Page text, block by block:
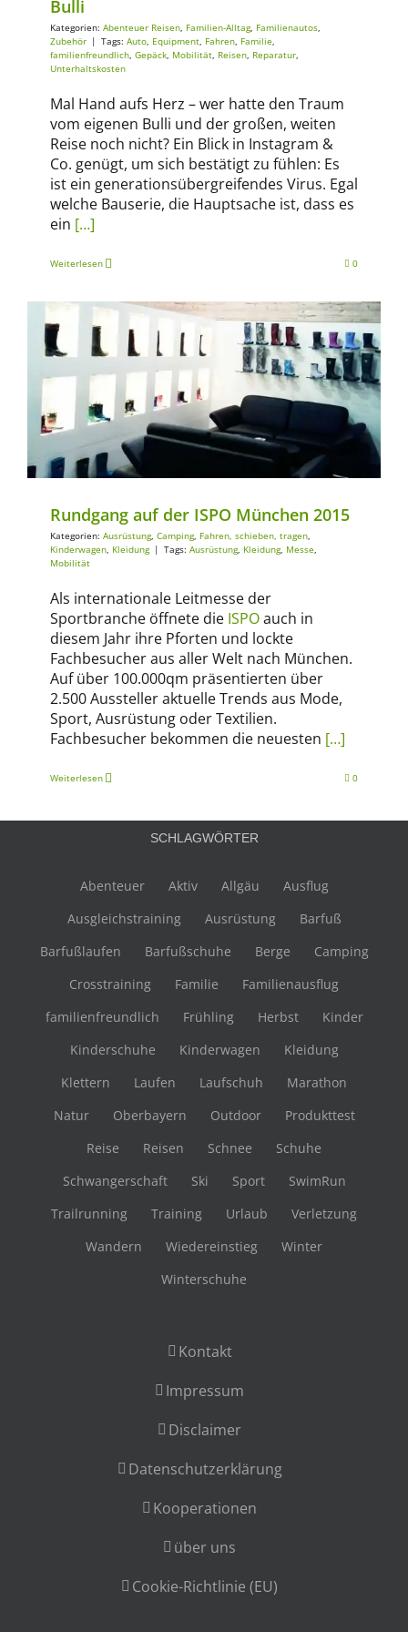
Bulli
Kategorien: Abenteuer Reisen, Familien-Alltag, Familienautos,
Zubehör | Tags: Auto, Equipment, Fahren, Familie,
familienfreundlich, Gepäck, Mobilität, Reisen, Reparatur,
Unterhaltskosten
Mal Hand aufs Herz – wer hatte den Traum
vom eigenen Bulli und der großen, weiten
Reise noch nicht? Ein Blick in Instagram &
Co. genügt, um sich bestätigt zu fühlen: Es
ist ein generationsübergreifendes Virus. Egal
welche Bauserie, die Hauptsache ist, dass es
ein […]
Weiterlesen 0
Camping Fahren, schieben, tragen
Kinderwagen
Kleidung
Rundgang auf der ISPO München 2015
Kategorien: Ausrüstung, Camping, Fahren, schieben, tragen,
Kinderwagen, Kleidung | Tags: Ausrüstung, Kleidung, Messe,
Mobilität
Als internationale Leitmesse der
Sportbranche öffnete die ISPOauch in
diesem Jahr ihre Pforten und lockte
Fachbesucher aus aller Welt nach München.
Auf über 100.000qm präsentierten über
2.500 Aussteller aktuelle Trends aus Mode,
Sport, Ausrüstung oder Textilien.
Fachbesucher bekommen die neuesten […]
Weiterlesen 0
SCHLAGWÖRTER
Abenteuer Aktiv Allgäu
Ausflug
Ausgleichstraining
Ausrüstung
Barfuß
Barfußlaufen
Barfußschuhe Berge
Camping
Crosstraining
Familie
Familienausflug
familienfreundlich
Frühling Herbst
Kinder
Kinderschuhe
Kinderwagen
Kleidung
Klettern
Laufen Laufschuh
Marathon
Natur
Oberbayern Outdoor
Produkttest
Reise
Reisen Schnee
Schuhe
Schwangerschaft
Ski Sport
SwimRun
Trailrunning
Training Urlaub
Verletzung
Wandern
Wiedereinstieg
Winter
Winterschuhe
Kontakt
Impressum
Disclaimer
Datenschutzerklärung
Kooperationen
über uns
Cookie-Richtlinie (EU)